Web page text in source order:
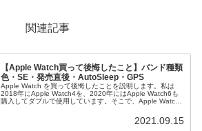
関連記事
【Apple Watch買って後悔したこと】バンド種類
色・SE・発売直後・AutoSleep・GPS
Apple Watch を買って後悔したことを説明します。私は
2018年にApple Watch4を、2020年にはApple Watch6も
購入してダブルで使用しています。そこで、Apple Watch
2021.09.15